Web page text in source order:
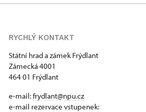
RYCHLÝ KONTAKT
Státní hrad a zámek Frýdlant
Zámecká 4001
464 01 Frýdlant
e-mail:frydlant@npu.cz
e-mail rezervace vstupenek: